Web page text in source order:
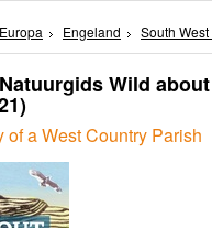
Europa Engeland South
Wild
of a West Country Parish